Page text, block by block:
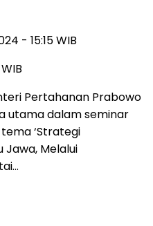
- 15:15 WIB
Pertahanan Prabowo
utama dalam seminar
‘Strategi
Jawa, Melalui